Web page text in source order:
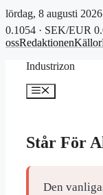
lördag, 8 augusti 2026
0.1054 · SEK/EUR
ossRedaktionenKällor
Industrizon
Meny
Står För
Den